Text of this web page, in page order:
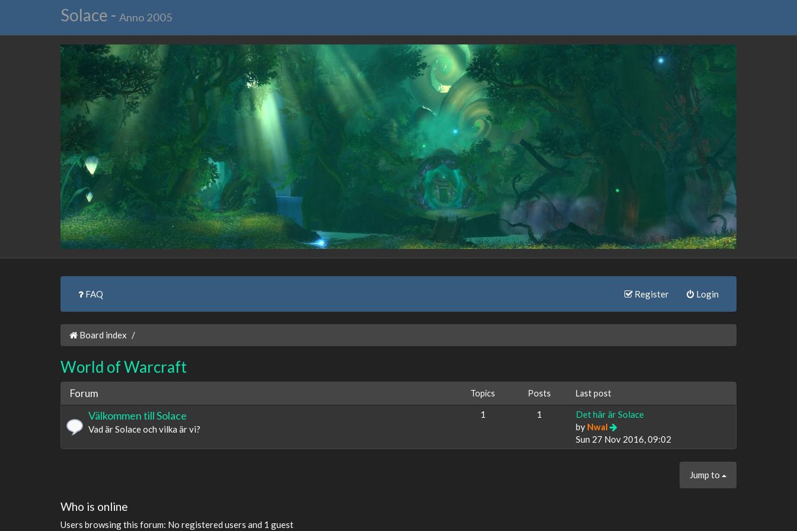
Solace - Anno 2005
FAQ Register Login
Board index
World of Warcraft
Forum Topics Posts Last post
Välkommen till Solace
Vad är Solace och vilka är vi?
1 1
Det här är Solace
by Nwal
Sun 27 Nov 2016, 09:02
Jump to
Who is online
Users browsing this forum: No registered users and 1 guest